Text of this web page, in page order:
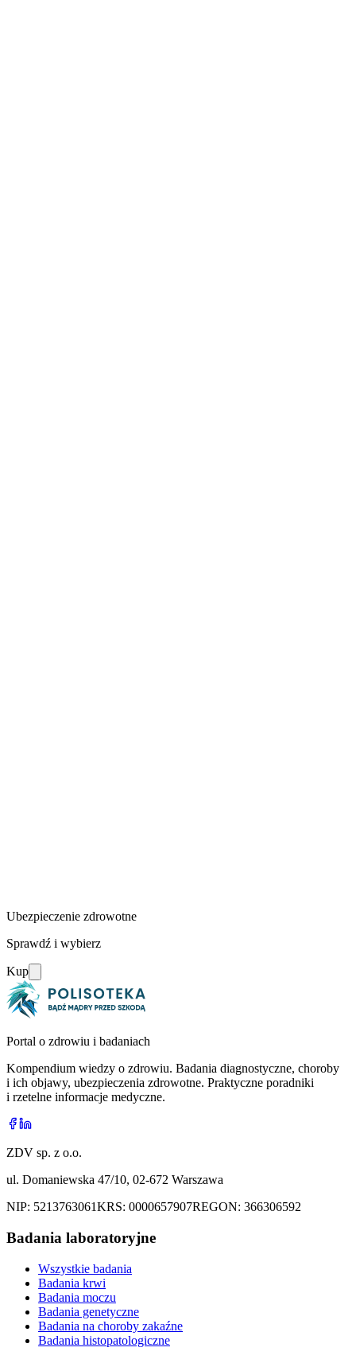
Ubezpieczenie zdrowotne
Sprawdź i wybierz
Kup
Portal o zdrowiu i badaniach
Kompendium wiedzy o zdrowiu. Badania diagnostyczne, choroby
i ich objawy, ubezpieczenia zdrowotne. Praktyczne poradniki
i rzetelne informacje medyczne.
ZDV sp. z o.o.
ul. Domaniewska 47/10, 02-672 Warszawa
NIP: 5213763061KRS: 0000657907REGON: 366306592
Badania laboratoryjne
Wszystkie badania
Badania krwi
Badania moczu
Badania genetyczne
Badania na choroby zakaźne
Badania histopatologiczne